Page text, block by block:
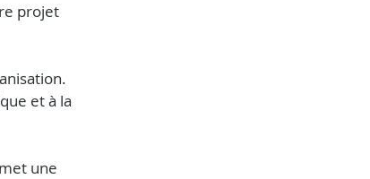
projet
et à la
une